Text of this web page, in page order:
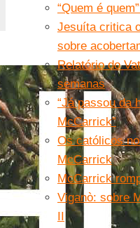
“Quem é
Jesuíta critica
sobre
Relatório do
semanas
“Já passou da
McCarrick”
Os católicos
McCarrick
McCarrick
Viganò: sobre
II